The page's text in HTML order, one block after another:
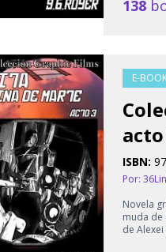
138
E-
ISBN:
Por:
Novela
muda de
de Alexei